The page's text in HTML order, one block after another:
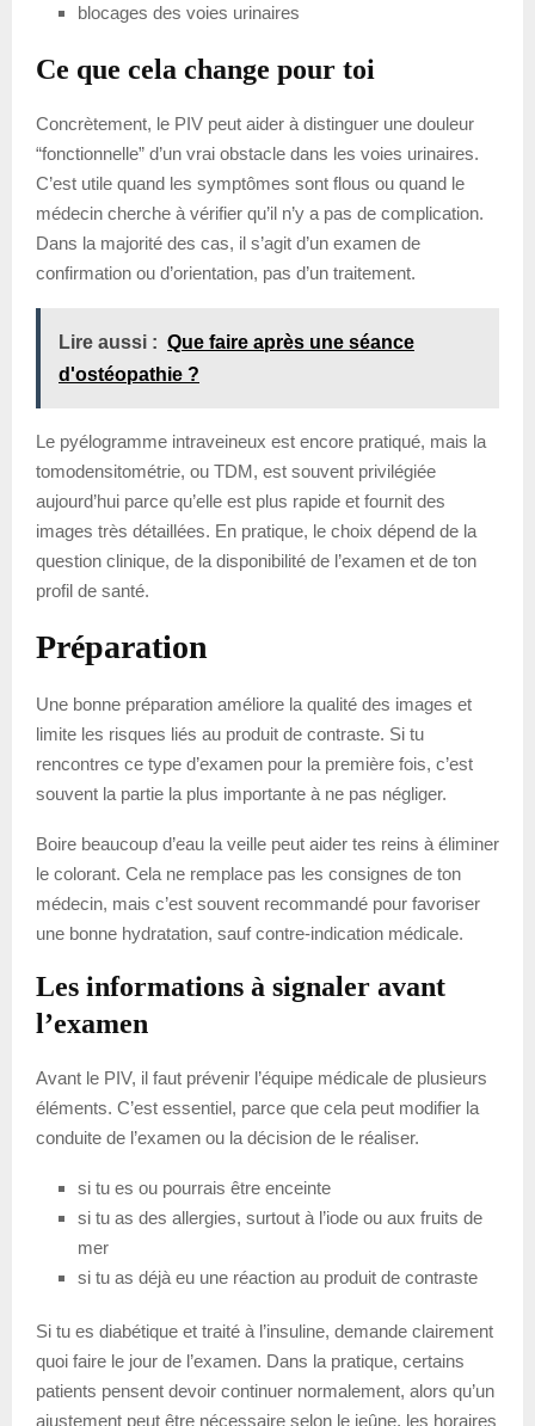
blocages des voies urinaires
Ce que cela change pour toi
Concrètement, le PIV peut aider à distinguer une douleur
“fonctionnelle” d’un vrai obstacle dans les voies urinaires.
C’est utile quand les symptômes sont flous ou quand le
médecin cherche à vérifier qu’il n’y a pas de complication.
Dans la majorité des cas, il s’agit d’un examen de
confirmation ou d’orientation, pas d’un traitement.
Lire aussi : Que faire après une séance
d'ostéopathie ?
Le pyélogramme intraveineux est encore pratiqué, mais la
tomodensitométrie, ou TDM, est souvent privilégiée
aujourd’hui parce qu’elle est plus rapide et fournit des
images très détaillées. En pratique, le choix dépend de la
question clinique, de la disponibilité de l’examen et de ton
profil de santé.
Préparation
Une bonne préparation améliore la qualité des images et
limite les risques liés au produit de contraste. Si tu
rencontres ce type d’examen pour la première fois, c’est
souvent la partie la plus importante à ne pas négliger.
Boire beaucoup d’eau la veille peut aider tes reins à éliminer
le colorant. Cela ne remplace pas les consignes de ton
médecin, mais c’est souvent recommandé pour favoriser
une bonne hydratation, sauf contre-indication médicale.
Les informations à signaler avant
l’examen
Avant le PIV, il faut prévenir l’équipe médicale de plusieurs
éléments. C’est essentiel, parce que cela peut modifier la
conduite de l’examen ou la décision de le réaliser.
si tu es ou pourrais être enceinte
si tu as des allergies, surtout à l’iode ou aux fruits de
mer
si tu as déjà eu une réaction au produit de contraste
Si tu es diabétique et traité à l’insuline, demande clairement
quoi faire le jour de l’examen. Dans la pratique, certains
patients pensent devoir continuer normalement, alors qu’un
ajustement peut être nécessaire selon le jeûne, les horaires